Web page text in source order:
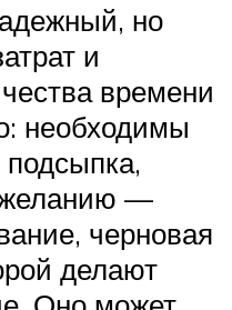
но
и
времени
необходимы
желанию —
черновая
делают